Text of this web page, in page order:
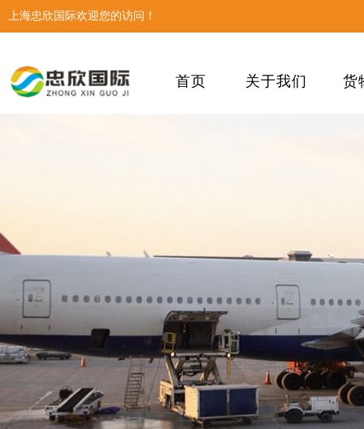
上海忠欣国际欢迎您的访问！
首页 关于我们 货